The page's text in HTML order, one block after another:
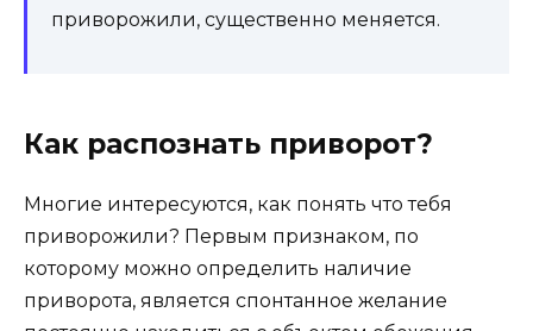
приворожили, существенно меняется.
Как распознать приворот?
Многие интересуются, как понять что тебя
приворожили? Первым признаком, по
которому можно определить наличие
приворота, является спонтанное желание